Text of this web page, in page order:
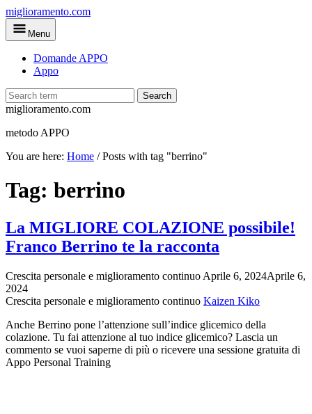
Skip
to
main
miglioramento.com
Menu
Domande APPO
Appo
Search
miglioramento.com
metodo APPO
You are here: Home /Posts with tag "berrino"
Tag: berrino
La MIGLIORE COLAZIONE possibile!
Franco Berrino te la racconta
Crescita personale e miglioramento continuo Aprile 6, 2024Aprile 6,
2024
Crescita personale e miglioramento continuo Kaizen Kiko
Anche Berrino pone l’attenzione sull’indice glicemico della
colazione. Tu fai attenzione al tuo indice glicemico? Lascia un
commento se vuoi saperne di più o ricevere una sessione gratuita di
Appo Personal Training